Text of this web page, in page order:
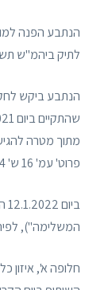
לתיק ביהמ"ש
הנתבע ביקש
פרוט' עמ' 16 ש' 4.
המשלימה"),
חלופה א', איזון